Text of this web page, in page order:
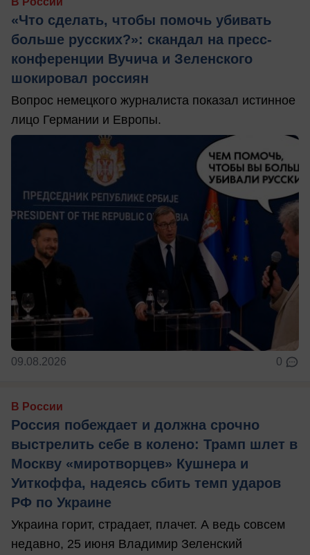
«Что сделать, чтобы помочь убивать
больше русских?»: скандал на пресс-
конференции Вучича и Зеленского
шокировал россиян
Вопрос немецкого журналиста показал истинное
лицо Германии и Европы.
09.08.2026 0
В России
Россия побеждает и должна срочно
выстрелить себе в колено: Трамп шлет в
Москву «миротворцев» Кушнера и
Уиткоффа, надеясь сбить темп ударов
РФ по Украине
Украина горит, страдает, плачет. А ведь совсем
недавно, 25 июня Владимир Зеленский